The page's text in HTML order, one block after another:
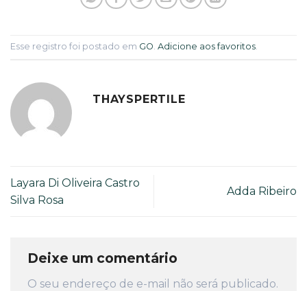
Esse registro foi postado em GO. Adicione aos favoritos.
THAYSPERTILE
Layara Di Oliveira Castro
Silva Rosa
Adda Ribeiro
Deixe um comentário
O seu endereço de e-mail não será publicado.